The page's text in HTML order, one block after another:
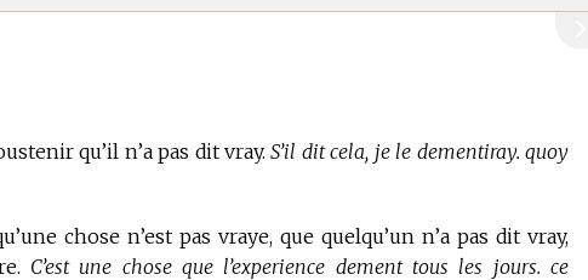
qu’il n’a pas dit vray. S’il dit cela, je le dementiray. quoy
chose n’est pas vraye, que quelqu’un n’a pas dit vray,
C’est une chose que l’experience dement tous les jours. ce